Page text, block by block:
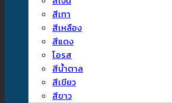
สีเทา
สีเหลือง
สีแดง
โอรส
สีน้ำตาล
สีเขียว
สีขาว